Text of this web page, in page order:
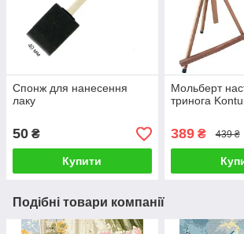
Спонж для нанесення
лаку
50 ₴
Купити
Мольберт
тринога
389₴ 439 ₴
Подібні товари компанії